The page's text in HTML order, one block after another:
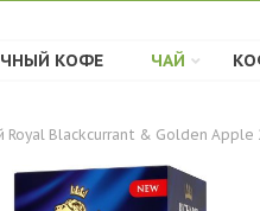
КОФЕ ЧАЙ
Royal Blackcurrant & Golden Apple